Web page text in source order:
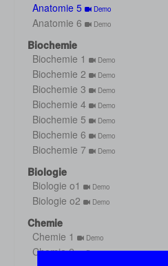
Anatomie 5 Demo
Anatomie 6 Demo
Biochemie
Biochemie 1
Demo
Biochemie 2 Demo
Biochemie 3 Demo
Biochemie 4 Demo
Biochemie 5 Demo
Biochemie 6 Demo
Biochemie 7 Demo
Biologie
Biologie o1
Demo
Biologie o2 Demo
Chemie
Chemie 1
Demo
Chemie 2 Demo